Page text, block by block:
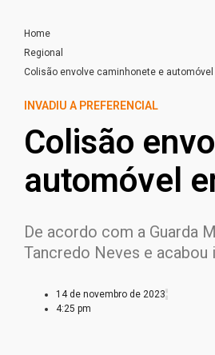
Home
Regional
Colisão envolve caminhonete e
INVADIU A PREFERENCIAL
Colisão
automóvel
De acordo com a Guarda
Tancredo Neves e
14 de novembro de 2023
4:25 pm